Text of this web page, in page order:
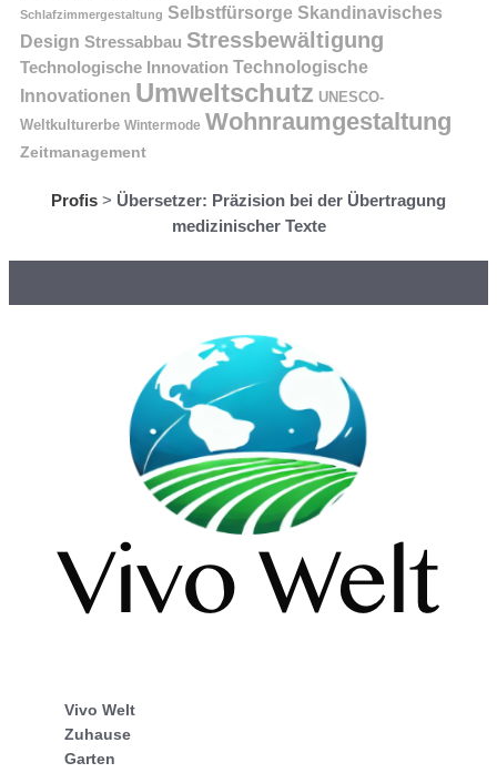
Schlafzimmergestaltung Selbstfürsorge Skandinavisches
Design Stressabbau Stressbewältigung
Technologische Innovation Technologische
Innovationen Umweltschutz UNESCO-
Weltkulturerbe Wintermode Wohnraumgestaltung
Zeitmanagement
Profis > Übersetzer: Präzision bei der Übertragung
medizinischer Texte
Vivo Welt
Zuhause
Garten